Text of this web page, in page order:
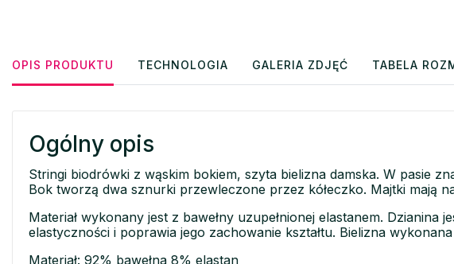
OPIS PRODUKTU TECHNOLOGIA GALERIA ZDJĘĆ TABELA
Ogólny opis
Stringi biodrówki z wąskim bokiem, szyta bielizna damska. W pasie
Bok tworzą dwa sznurki przewleczone przez kółeczko. Majtki mają
Materiał wykonany jest z bawełny uzupełnionej elastanem.
elastyczności i poprawia jego zachowanie kształtu. Bielizna
Materiał: 92% bawełna 8% elastan